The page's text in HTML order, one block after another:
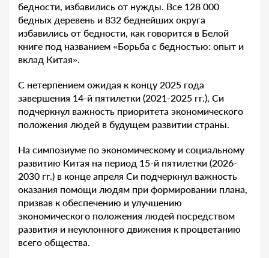
бедности, избавились от нужды. Все 128 000
бедных деревень и 832 беднейших округа
избавились от бедности, как говорится в Белой
книге под названием «Борьба с бедностью: опыт и
вклад Китая».
С нетерпением ожидая к концу 2025 года
завершения 14-й пятилетки (2021-2025 гг.), Си
подчеркнул важность приоритета экономического
положения людей в будущем развитии страны.
На симпозиуме по экономическому и социальному
развитию Китая на период 15-й пятилетки (2026-
2030 гг.) в конце апреля Си подчеркнул важность
оказания помощи людям при формировании плана,
призвав к обеспечению и улучшению
экономического положения людей посредством
развития и неуклонного движения к процветанию
всего общества.